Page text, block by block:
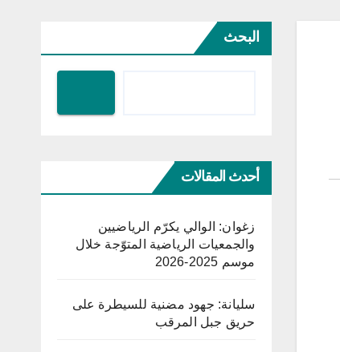
البحث
أحدث المقالات
زغوان: الوالي يكرّم الرياضيين
والجمعيات الرياضية المتوّجة خلال
موسم 2025-2026
سليانة: جهود مضنية للسيطرة على
حريق جبل المرقب